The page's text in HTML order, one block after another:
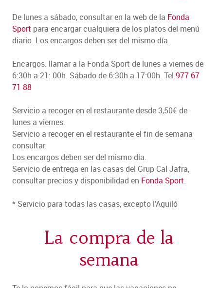
De lunes a sábado, consultar en la web de la Fonda
Sport para encargar cualquiera de los platos del menú
diario. Los encargos deben ser del mismo día.
Encargos: llamar a la Fonda Sport de lunes a viernes de
6:30h a 21: 00h. Sábado de 6:30h a 17:00h. Tel.977 67
71 88
Servicio a recoger en el restaurante desde 3,50€ de
lunes a viernes.
Servicio a recoger en el restaurante el fin de semana
consultar.
Los encargos deben ser del mismo día.
Servicio de entrega en las casas del Grup Cal Jafra,
consultar precios y disponibilidad en Fonda Sport.
* Servicio para todas las casas, excepto l’Aguiló
La compra de la
semana